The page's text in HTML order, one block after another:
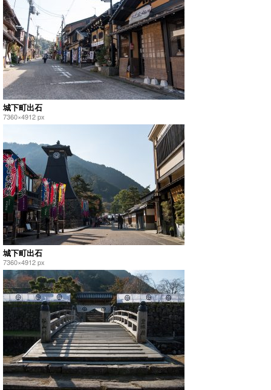
城下町出石
7360×4912 px
城下町出石
7360×4912 px